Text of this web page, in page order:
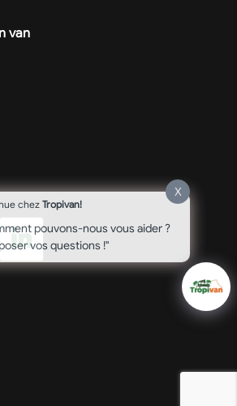
van
X
chezTropivan!
pouvons-nous vous aider ?
vos questions !"